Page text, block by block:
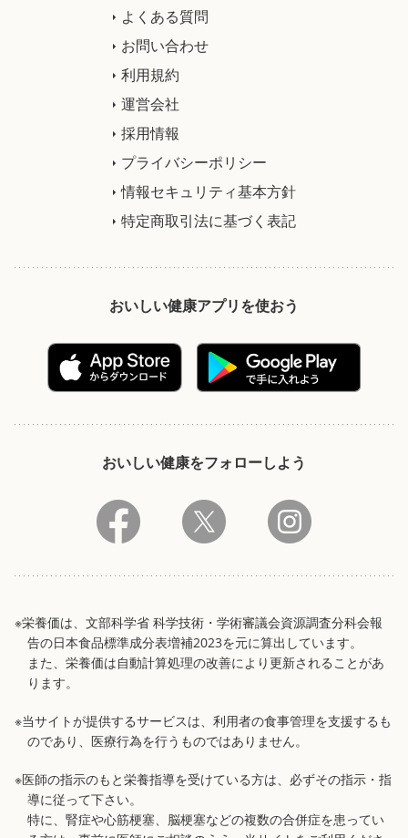
よくある質問
お問い合わせ
利用規約
運営会社
採用情報
プライバシーポリシー
情報セキュリティ基本方針
特定商取引法に基づく表記
おいしい健康アプリを使おう
おいしい健康をフォローしよう
※栄養価は、文部科学省 科学技術・学術審議会資源調査分科会報
告の日本食品標準成分表増補2023を元に算出しています。
また、栄養価は自動計算処理の改善により更新されることがあ
ります。
※当サイトが提供するサービスは、利用者の食事管理を支援するも
のであり、医療行為を行うものではありません。
※医師の指示のもと栄養指導を受けている方は、必ずその指示・指
導に従って下さい。
特に、腎症や心筋梗塞、脳梗塞などの複数の合併症を患ってい